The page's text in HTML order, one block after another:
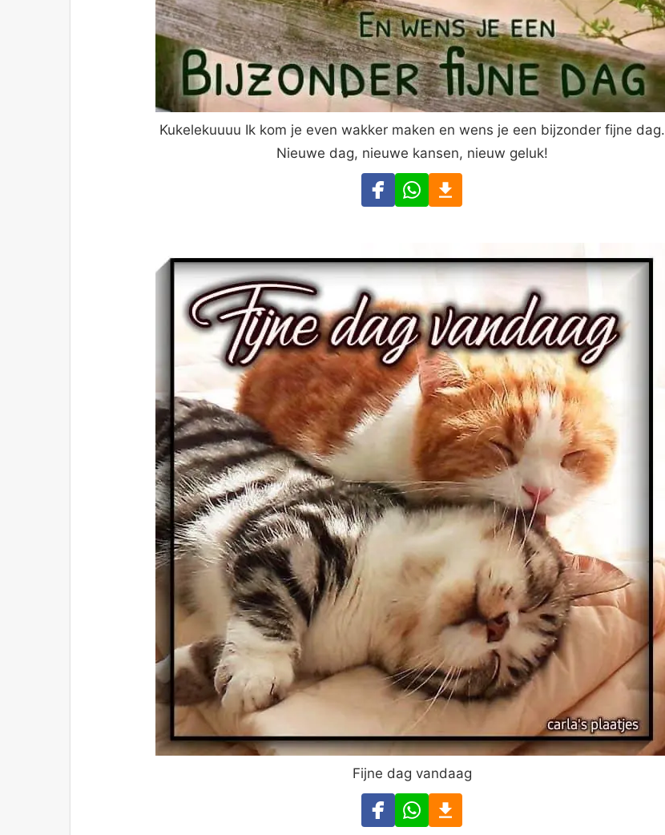
Kukelekuuuu Ik kom je even wakker maken en wens je een bijzonder fijne dag.
Nieuwe dag, nieuwe kansen, nieuw geluk!
Fijne dag vandaag